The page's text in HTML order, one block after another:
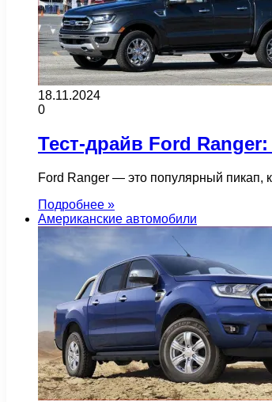
18.11.2024
0
Тест-драйв Ford
Ford Ranger — это популярный пикап,
Подробнее »
Американские автомобили